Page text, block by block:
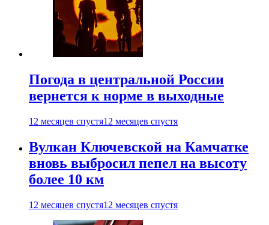
Погода в центральной России
вернется к норме в выходные
12 месяцев спустя12 месяцев спустя
Вулкан Ключевской на Камчатке
вновь выбросил пепел на высоту
более 10 км
12 месяцев спустя12 месяцев спустя